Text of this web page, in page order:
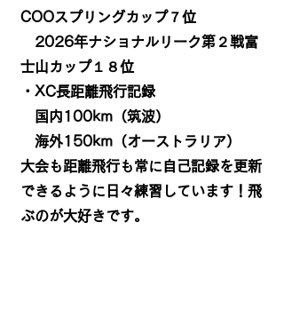
COOスプリングカップ７位
2026年ナショナルリーク第２戦富
士山カップ１８位
・XC長距離飛行記録
国内100km（筑波）
海外150km（オーストラリア）
大会も距離飛行も常に自己記録を更新
できるように日々練習しています！飛
ぶのが大好きです。